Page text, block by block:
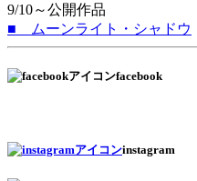
9/10～公開作品
■ ムーンライト・シャドウ
facebook
instagram